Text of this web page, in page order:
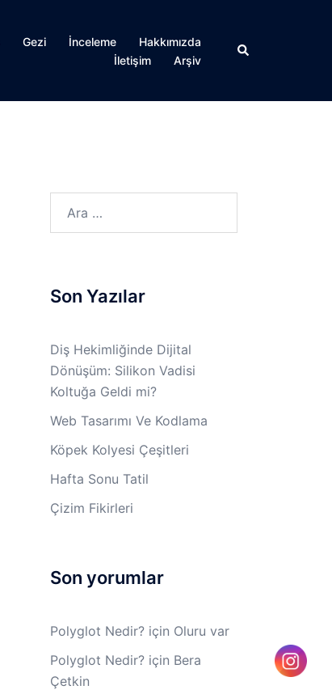
Gezi İnceleme
Hakkımızda
İletişim
Arşiv
Search
Son Yazılar
Diş Hekimliğinde Dijital
Dönüşüm: Silikon Vadisi
Koltuğa Geldi mi?
Web Tasarımı Ve Kodlama
Köpek Kolyesi Çeşitleri
Hafta Sonu Tatil
Çizim Fikirleri
Son yorumlar
Polyglot Nedir?için Oluru var
Polyglot Nedir?için Bera
Çetkin